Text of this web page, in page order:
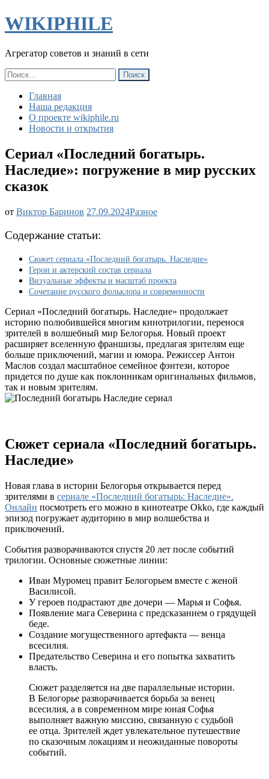
WIKIPHILE
Агрегатор советов и знаний в сети
Найти:
Главная
Наша редакция
О проекте wikiphile.ru
Новости и открытия
Сериал «Последний богатырь.
Наследие»: погружение в мир русских
сказок
от Виктор Баринов 27.09.2024Сериал
погружение
в
мир
русских
сказок
Разное
Содержание статьи:
Сюжет сериала «Последний богатырь. Наследие»
Герои и актерский состав сериала
Визуальные эффекты и масштаб проекта
Сочетание русского фольклора и современности
Сериал «Последний богатырь. Наследие» продолжает
историю полюбившейся многим кинотрилогии, перенося
зрителей в волшебный мир Белогорья. Новый проект
расширяет вселенную франшизы, предлагая зрителям еще
больше приключений, магии и юмора. Режиссер Антон
Маслов создал масштабное семейное фэнтези, которое
придется по душе как поклонникам оригинальных фильмов,
так и новым зрителям.
Сюжет сериала «Последний богатырь.
Наследие»
Новая глава в истории Белогорья открывается перед
зрителями в сериале «Последний богатырь: Наследие».
Онлайн посмотреть его можно в кинотеатре Okko, где каждый
эпизод погружает аудиторию в мир волшебства и
приключений.
События разворачиваются спустя 20 лет после событий
трилогии. Основные сюжетные линии:
Иван Муромец правит Белогорьем вместе с женой
Василисой.
У героев подрастают две дочери — Марья и Софья.
Появление мага Северина с предсказанием о грядущей
беде.
Создание могущественного артефакта — венца
всесилия.
Предательство Северина и его попытка захватить
власть.
Сюжет разделяется на две параллельные истории.
В Белогорье разворачивается борьба за венец
всесилия, а в современном мире юная Софья
выполняет важную миссию, связанную с судьбой
ее отца. Зрителей ждет увлекательное путешествие
по сказочным локациям и неожиданные повороты
событий.